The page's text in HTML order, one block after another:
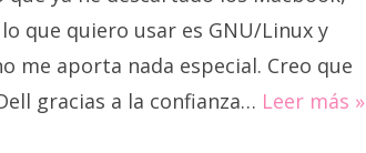
que quiero usar es GNU/Linux y
me aporta nada especial. Creo que
gracias a la confianza… Leer más »